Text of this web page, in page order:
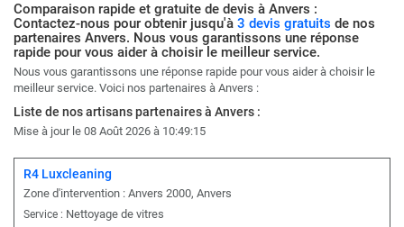
Comparaison rapide et gratuite de devis à Anvers :
Contactez-nous pour obtenir jusqu'à 3 devis gratuits de nos
partenaires Anvers. Nous vous garantissons une réponse
rapide pour vous aider à choisir le meilleur service.
Nous vous garantissons une réponse rapide pour vous aider à choisir le
meilleur service. Voici nos partenaires à Anvers :
Liste de nos artisans partenaires à Anvers :
Mise à jour le 08 Août 2026 à 10:49:15
R4 Luxcleaning
Zone d'intervention : Anvers 2000, Anvers
Service : Nettoyage de vitres